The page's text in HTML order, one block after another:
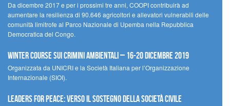
Da dicembre 2017 e per i prossimi tre anni, COOPI contribuirà ad
aumentare la resilienza di 90.646 agricoltori e allevatori vulnerabili delle
comunità limitrofe al Parco Nazionale di Upemba nella Repubblica
Democratica del Congo.
Winter Course sui Crimini Ambientali – 16-20 Dicembre 2019
Organizzata da UNICRI e la Società Italiana per l’Organizzazione
Internazionale (SIOI).
Leaders for peace: verso il sostegno della società civile